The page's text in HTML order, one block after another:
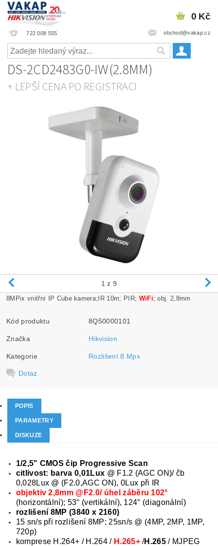
722 008 555 obchod@vakap.cz
0 Kč
DS-2CD2483G0-IW(2.8MM)
+ LEPŠÍ CENA PO REGISTRACI
1 z 9
8MPix vnitřní IP Cube kamera;IR 10m; PIR; WiFi; obj. 2,8mm
Kód produktu 8Q50000101
Značka Hikvision
Kategorie Rozlišení 8 Mpx
Dotaz
POPIS
PARAMETRY
DISKUZE
1/2,5" CMOS čip Progressive Scan
citlivost: barva 0,01Lux @ F1.2 (AGC ON)/ čb
0,028Lux @ (F2.0,AGC ON), 0Lux při IR
objektiv 2,8mm @F2.0/ úhel záběru 102°
(horizontální); 53° (vertikální), 124° (diagonální)
rozlišení 8MP (3840 x 2160)
15 sn/s při rozlišení 8MP; 25sn/s @ (4MP, 2MP, 1MP,
720p)
komprese H.264+ / H.264 / H.265+/H.265 / MJPEG